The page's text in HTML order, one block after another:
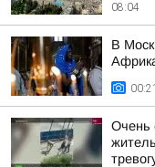
08:04
В
00:21
Очень